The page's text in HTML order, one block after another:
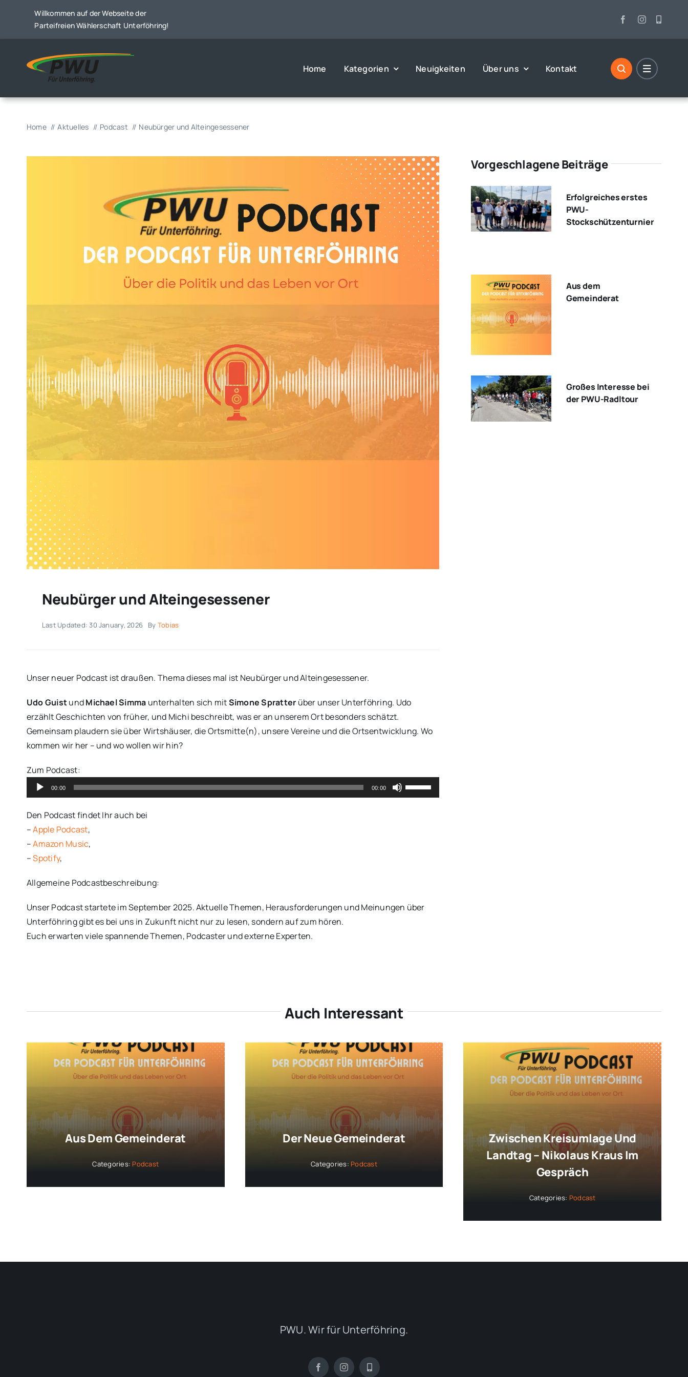
Willkommen auf der Webseite der
Parteifreien Wählerschaft Unterföhring!
Home Kategorien Neuigkeiten Über uns Kontakt
Home Aktuelles Podcast Neubürger und Alteingesessener
Neubürger und Alteingesessener
Last Updated: 30 January, 2026 By Tobias
Unser neuer Podcast ist draußen. Thema dieses mal ist Neubürger und Alteingesessener.
Udo GuistundMichael Simma unterhalten sich mitSimone Spratter über unser Unterföhring. Udo
erzählt Geschichten von früher, und Michi beschreibt, was er an unserem Ort besonders schätzt.
Gemeinsam plaudern sie über Wirtshäuser, die Ortsmitte(n), unsere Vereine und die Ortsentwicklung. Wo
kommen wir her – und wo wollen wir hin?
Zum Podcast:Audio
Player
00:00 00:00
Use
Up/Down
Den Podcast findet Ihr auch bei
–Apple Podcast,
–Amazon Music,
–Spotify,
Allgemeine Podcastbeschreibung:
Unser Podcast startete im September 2025. Aktuelle Themen, Herausforderungen und Meinungen über
Unterföhring gibt es bei uns in Zukunft nicht nur zu lesen, sondern auf zum hören.
Euch erwarten viele spannende Themen, Podcaster und externe Experten.
Vorgeschlagene Beiträge
Erfolgreiches erstes
PWU-
Stockschützenturnier
Aus dem
Gemeinderat
Großes Interesse bei
der PWU-Radltour
Auch Interessant
Aus Dem Gemeinderat
Categories: Podcast
Der Neue Gemeinderat
Categories: Podcast
Zwischen Kreisumlage Und
Landtag – Nikolaus Kraus Im
Gespräch
Categories: Podcast
PWU. Wir für Unterföhring.